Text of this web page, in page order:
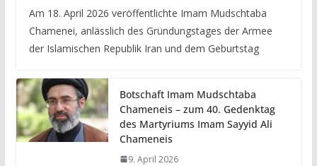
Am 18. April 2026 veröffentlichte Imam Mudschtaba
Chamenei, anlässlich des Gründungstages der Armee
der Islamischen Republik Iran und dem Geburtstag
Botschaft Imam Mudschtaba
Chameneis – zum 40. Gedenktag
des Martyriums Imam Sayyid Ali
Chameneis
9. April 2026